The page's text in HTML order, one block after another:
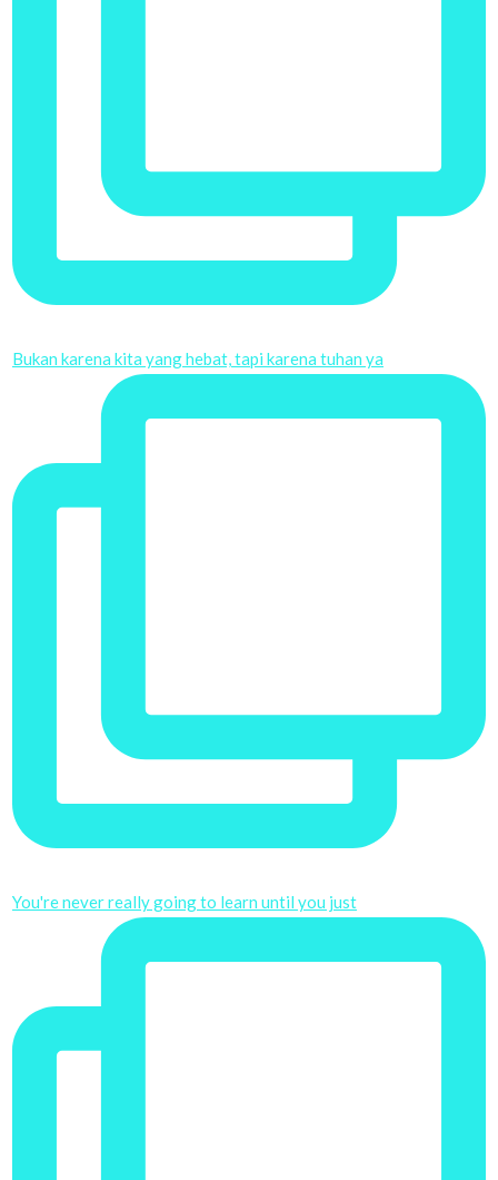
Bukan karena kita yang hebat, tapi karena tuhan ya
You're never really going to learn until you just